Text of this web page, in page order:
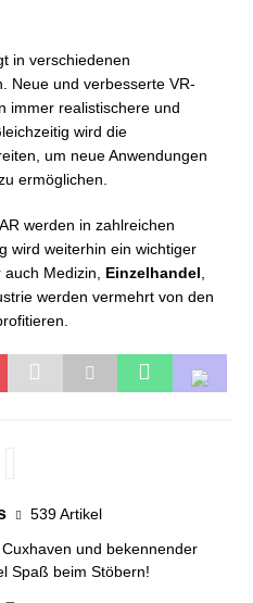
in verschiedenen
Neue und verbesserte VR-
immer realistischere und
wird die
um neue Anwendungen
ermöglichen.
werden in zahlreichen
wird weiterhin ein wichtiger
Medizin, Einzelhandel
werden vermehrt von den
539 Artikel
und bekennender
Spaß beim Stöbern!